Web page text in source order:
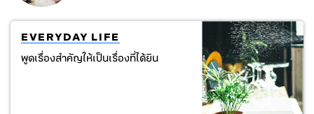
EVERYDAY LIFE
พูดเรื่องสำคัญให้เป็นเรื่องที่ได้ยิน